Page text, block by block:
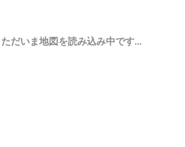
ただいま地図を読み込み中です...